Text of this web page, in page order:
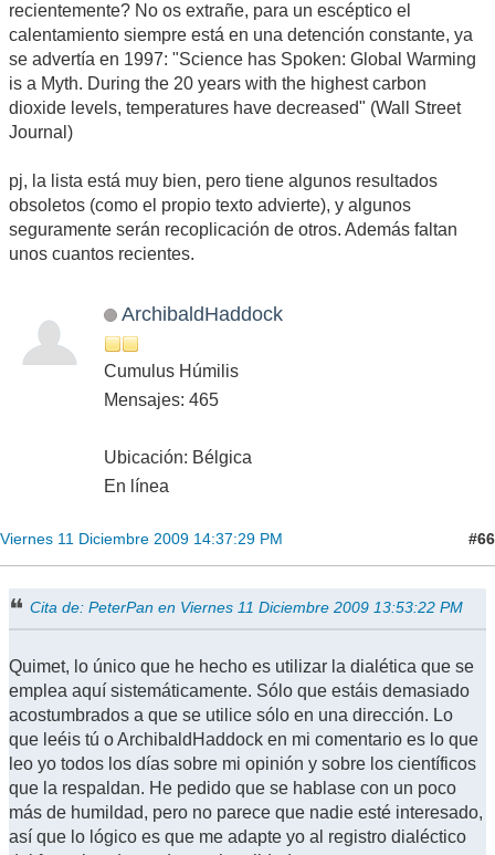
recientemente? No os extrañe, para un escéptico el
calentamiento siempre está en una detención constante, ya
se advertía en 1997: "Science has Spoken: Global Warming
is a Myth. During the 20 years with the highest carbon
dioxide levels, temperatures have decreased" (Wall Street
Journal)
pj, la lista está muy bien, pero tiene algunos resultados
obsoletos (como el propio texto advierte), y algunos
seguramente serán recoplicación de otros. Además faltan
unos cuantos recientes.
ArchibaldHaddock
Cumulus Húmilis
Mensajes: 465
Ubicación: Bélgica
En línea
Viernes 11 Diciembre 2009 14:37:29 PM #66
Cita de: PeterPan en Viernes 11 Diciembre 2009 13:53:22 PM
Quimet, lo único que he hecho es utilizar la dialética que se
emplea aquí sistemáticamente. Sólo que estáis demasiado
acostumbrados a que se utilice sólo en una dirección. Lo
que leéis tú o ArchibaldHaddock en mi comentario es lo que
leo yo todos los días sobre mi opinión y sobre los científicos
que la respaldan. He pedido que se hablase con un poco
más de humildad, pero no parece que nadie esté interesado,
así que lo lógico es que me adapte yo al registro dialéctico